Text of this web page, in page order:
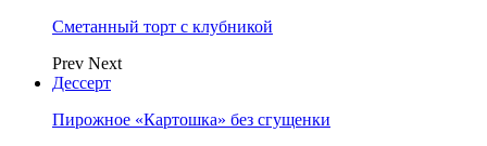
Сметанный торт с клубникой
Prev Next
Дессерт
Пирожное «Картошка» без сгущенки